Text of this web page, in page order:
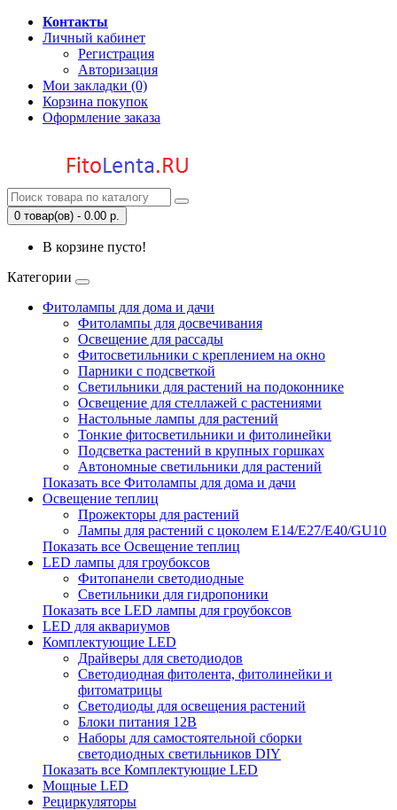
Контакты
Личный кабинет
Регистрация
Авторизация
Мои закладки (0)
Корзина покупок
Оформление заказа
0 товар(ов) - 0.00 р.
В корзине пусто!
Категории
Фитолампы для дома и дачи
Фитолампы для досвечивания
Освещение для рассады
Фитосветильники с креплением на окно
Парники с подсветкой
Светильники для растений на подоконнике
Освещение для стеллажей с растениями
Настольные лампы для растений
Тонкие фитосветильники и фитолинейки
Подсветка растений в крупных горшках
Автономные светильники для растений
Показать все Фитолампы для дома и дачи
Освещение теплиц
Прожекторы для растений
Лампы для растений с цоколем Е14/Е27/Е40/GU10
Показать все Освещение теплиц
LED лампы для гроубоксов
Фитопанели светодиодные
Светильники для гидропоники
Показать все LED лампы для гроубоксов
LED для аквариумов
Комплектующие LED
Драйверы для светодиодов
Светодиодная фитолента, фитолинейки и
фитоматрицы
Светодиоды для освещения растений
Блоки питания 12В
Наборы для самостоятельной сборки
светодиодных светильников DIY
Показать все Комплектующие LED
Мощные LED
Рециркуляторы